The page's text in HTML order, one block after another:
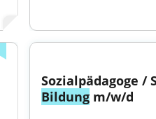
Bildung m/w/d